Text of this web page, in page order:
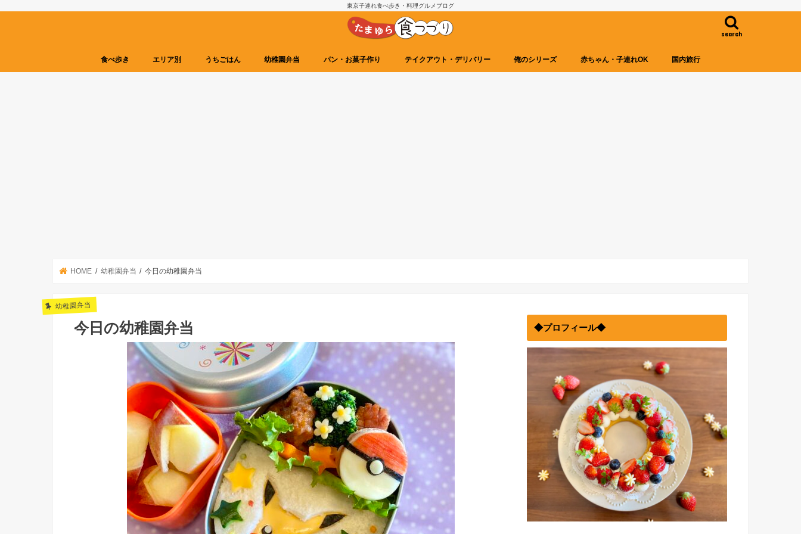
東京子連れ食べ歩き・料理グルメブログ
search
食べ歩き エリア別 うちごはん 幼稚園弁当 パン・お菓子作り テイクアウト・デリバリー 俺のシリーズ 赤ちゃん・子連れOK 国内旅行
HOME 幼稚園弁当 今日の幼稚園弁当
幼稚園弁当
今日の幼稚園弁当 ◆プロフィール◆